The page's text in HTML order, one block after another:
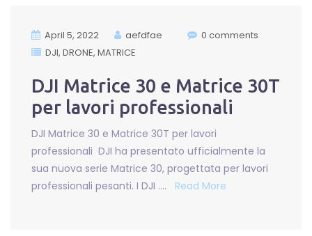
April 5, 2022 aefdfae
0 comments
DJI DRONE MATRICE
DJI Matrice 30 e Matrice 30T
per lavori professionali
DJI Matrice 30 e Matrice 30T per lavori
professionali DJI ha presentato ufficialmente la
sua nuova serie Matrice 30, progettata per lavori
professionali pesanti. I DJI ….
Read More